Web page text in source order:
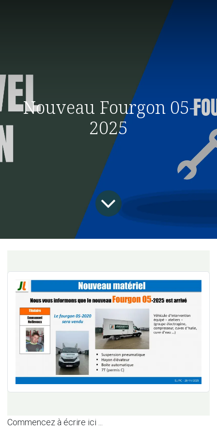
Nouveau Fourgon 05-
2025
Commencez à écrire ici ...